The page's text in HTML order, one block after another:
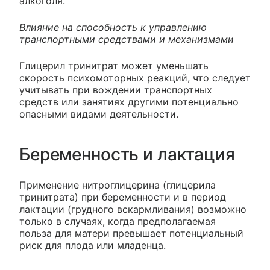
Влияние на способность к управлению
транспортными средствами и механизмами
Глицерил тринитрат может уменьшать
скорость психомоторных реакций, что следует
учитывать при вождении транспортных
средств или занятиях другими потенциально
опасными видами деятельности.
Беременность и лактация
Применение нитроглицерина (глицерила
тринитрата) при беременности и в период
лактации (грудного вскармливания) возможно
только в случаях, когда предполагаемая
польза для матери превышает потенциальный
риск для плода или младенца.